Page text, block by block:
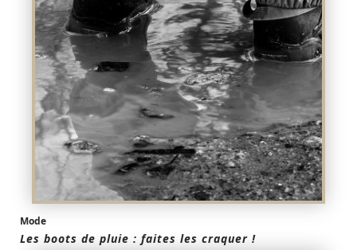
Mode
Les boots de pluie : faites les craquer !